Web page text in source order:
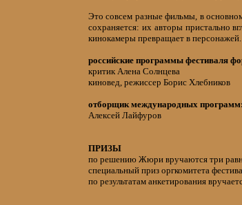
Это совсем разные фильмы, в
сохраняется: их авторы пристально
кинокамеры превращает в персонажей.
российские программы фестиваля
критик Алена Солнцева
киновед, режиссер Борис Хлебников
отборщик международных программ:
Алексей Лайфуров
ПРИЗЫ
по решению Жюри вручаются три
специальный приз оргкомитета
по результатам анкетирования